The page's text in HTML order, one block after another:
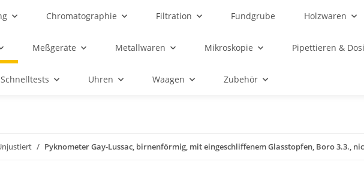
Chromatographie Filtration Fundgrube Holzwaren
Meßgeräte Metallwaren Mikroskopie Pipettieren &
Schnelltests Uhren Waagen Zubehör
Pyknometer Gay-Lussac, birnenförmig, mit eingeschliffenem Glasstopfen, Boro 3.3.,